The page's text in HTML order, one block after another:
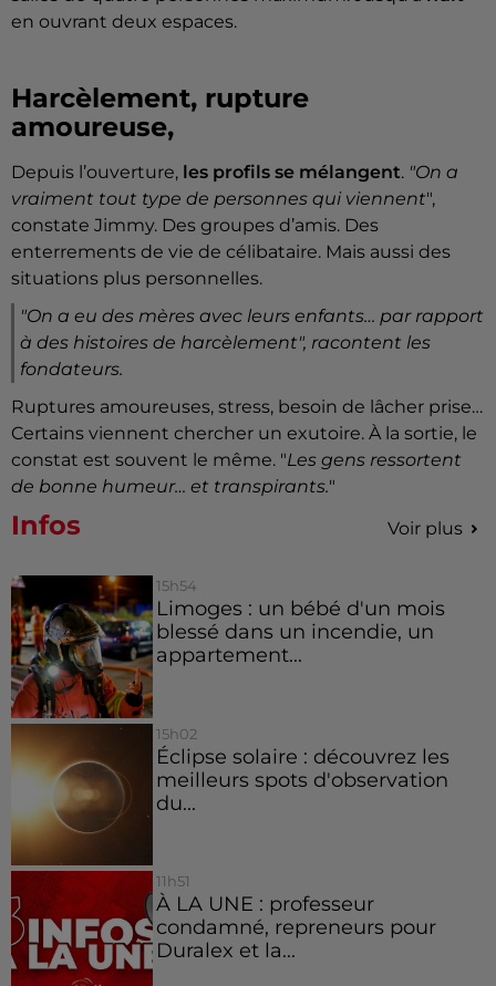
en ouvrant deux espaces.
Harcèlement, rupture
amoureuse,
Depuis l’ouverture, les profils se mélangent. "On a
vraiment tout type de personnes qui viennent",
constate Jimmy. Des groupes d’amis. Des
enterrements de vie de célibataire. Mais aussi des
situations plus personnelles.
"On a eu des mères avec leurs enfants… par rapport
à des histoires de harcèlement", racontent les
fondateurs.
Ruptures amoureuses, stress, besoin de lâcher prise…
Certains viennent chercher un exutoire. À la sortie, le
constat est souvent le même. "Les gens ressortent
de bonne humeur… et transpirants."
Infos Voir plus
15h54
Limoges : un bébé d'un mois
blessé dans un incendie, un
appartement...
15h02
Éclipse solaire : découvrez les
meilleurs spots d'observation
du...
11h51
À LA UNE : professeur
condamné, repreneurs pour
Duralex et la...